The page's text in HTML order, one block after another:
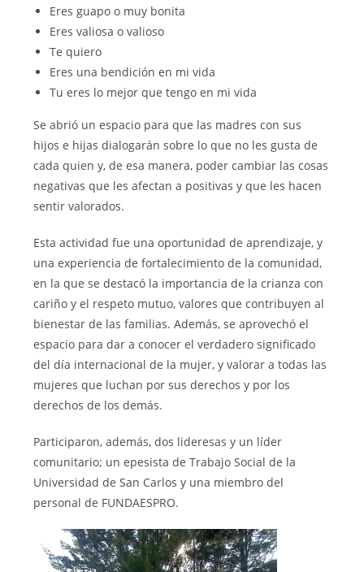
Eres guapo o muy bonita
Eres valiosa o valioso
Te quiero
Eres una bendición en mi vida
Tu eres lo mejor que tengo en mi vida
Se abrió un espacio para que las madres con sus
hijos e hijas dialogarán sobre lo que no les gusta de
cada quien y, de esa manera, poder cambiar las cosas
negativas que les afectan a positivas y que les hacen
sentir valorados.
Esta actividad fue una oportunidad de aprendizaje, y
una experiencia de fortalecimiento de la comunidad,
en la que se destacó la importancia de la crianza con
cariño y el respeto mutuo, valores que contribuyen al
bienestar de las familias. Además, se aprovechó el
espacio para dar a conocer el verdadero significado
del día internacional de la mujer, y valorar a todas las
mujeres que luchan por sus derechos y por los
derechos de los demás.
Participaron, además, dos lideresas y un líder
comunitario; un epesista de Trabajo Social de la
Universidad de San Carlos y una miembro del
personal de FUNDAESPRO.